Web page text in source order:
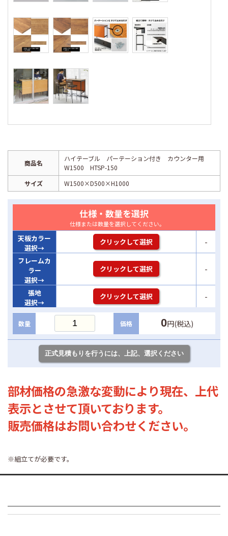
商品名
ハイテーブル パーテーション付き カウンター用
W1500 HTSP-150
サイズ
W1500×D500×H1000
仕様・数量を選択
仕様または数量を選択してください。
天板カラー
選択→
クリックして選択 -
フレームカ
ラー
選択→
クリックして選択 -
張地
選択→
クリックして選択 -
数量 価格 0円(税込)
部材価格の急激な変動により現在、上代
表示とさせて頂いております。
販売価格はお問い合わせください。
※組立てが必要です。